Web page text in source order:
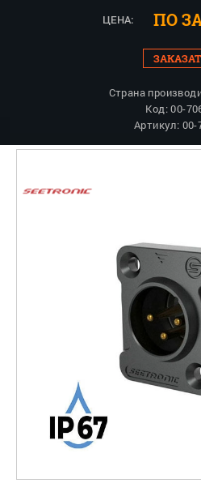
ЦЕНА: ПО
Страна
Код: 00-
Артикул: 00-